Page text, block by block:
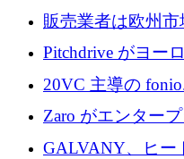
あるエンタープ
販売業者は欧州
ロを確保
Pitchdrive がヨー
業者を支援するた
20VC 主導の
ラットフォームの
Zaro がエンター
するために 510
GALVANY、ヒー